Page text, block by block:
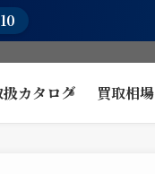
扱カタログ 買取相場